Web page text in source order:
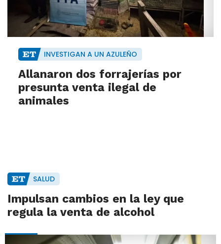
INVESTIGAN A UN AZULEÑO
Allanaron dos forrajerías por
presunta venta ilegal de
animales
SALUD
Impulsan cambios en la ley que
regula la venta de alcohol